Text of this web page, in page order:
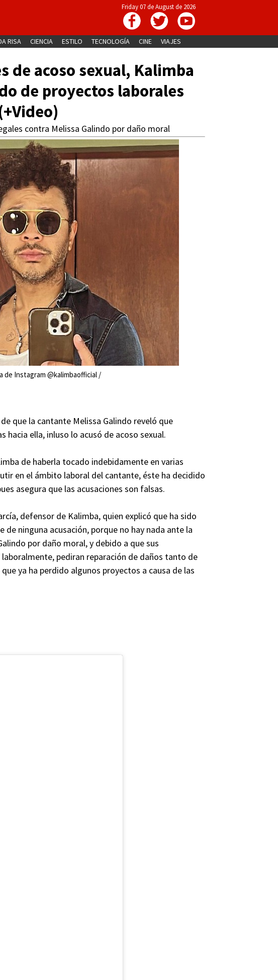
Friday 07 de August de 2026
RISA CIENCIA ESTILO TECNOLOGÍA CINE VIAJES
de acoso sexual, Kalimba
de proyectos laborales
contra Melissa Galindo por daño moral
de Instagram @kalimbaofficial /
que la cantante Melissa Galindo reveló que
ella, inluso lo acusó de acoso sexual.
de haberla tocado indebidamente en varias
en el ámbito laboral del cantante, éste ha decidido
asegura que las acusaciones son falsas.
defensor de Kalimba, quien explicó que ha sido
ninguna acusación, porque no hay nada ante la
por daño moral, y debido a que sus
pediran reparación de daños tanto de
ya ha perdido algunos proyectos a causa de las